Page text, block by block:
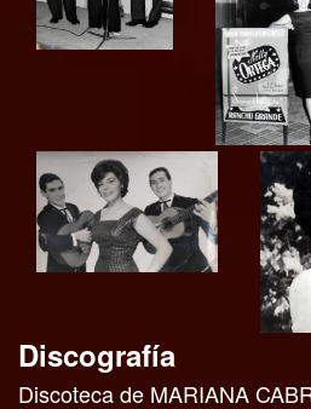
Discografía
Discoteca de MARIANA